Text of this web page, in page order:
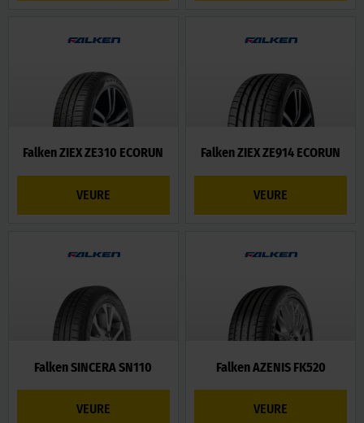
Falken ZIEX ZE310 ECORUN
VEURE
Falken ZIEX ZE914 ECORUN
VEURE
Falken SINCERA SN110
VEURE
Falken AZENIS FK520
VEURE